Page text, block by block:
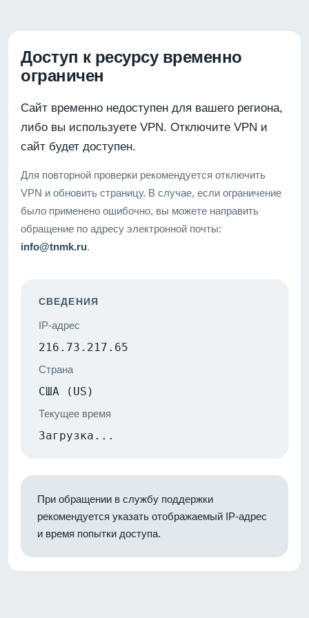
Доступ к ресурсу временно
ограничен
Сайт временно недоступен для вашего региона,
либо вы используете VPN. Отключите VPN и
сайт будет доступен.
Для повторной проверки рекомендуется отключить
VPN и обновить страницу. В случае, если ограничение
было применено ошибочно, вы можете направить
обращение по адресу электронной почты:
info@tnmk.ru.
СВЕДЕНИЯ
IP-адрес
216.73.217.65
Страна
США (US)
Текущее время
Загрузка...
При обращении в службу поддержки
рекомендуется указать отображаемый IP-адрес
и время попытки доступа.